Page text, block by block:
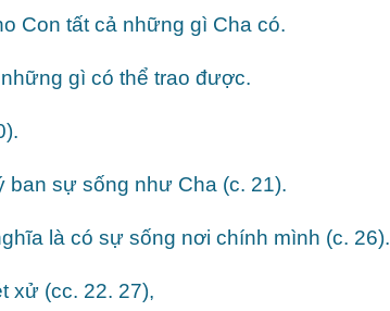
Con tất cả những gì Cha có.
gì có thể trao được.
ban sự sống như Cha (c. 21).
là có sự sống nơi chính mình (c. 26).
xử (cc. 22. 27),